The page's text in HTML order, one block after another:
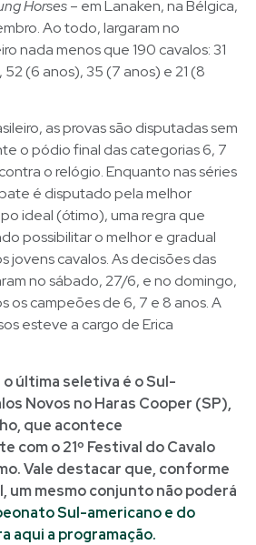
Horses– em Lanaken, na Bélgica,
Ao todo, largaram no
nada menos que 190 cavalos: 31
(6 anos), 35 (7 anos) e 21 (8
as provas são disputadas sem
o pódio final das categorias 6, 7
o relógio. Enquanto nas séries
é disputado pela melhor
ideal (ótimo), uma regra que
possibilitar o melhor e gradual
jovens cavalos. As decisões das
no sábado, 27/6, e no domingo,
os campeões de 6, 7 e 8 anos. A
esteve a cargo de Erica
o última seletiva é o Sul-
Novos no Haras Cooper (SP),
que acontece
com o 21º Festival do Cavalo
Vale destacar que, conforme
um mesmo conjunto não poderá
Sul-americano e do
aqui a programação.